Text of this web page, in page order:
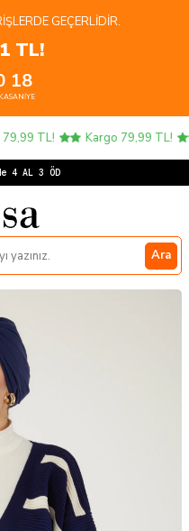
GEÇERLIDIR.
TL!
17
SANIYE
TL! Kargo 79,99 TL!
AL 3 ÖDE!
Ara